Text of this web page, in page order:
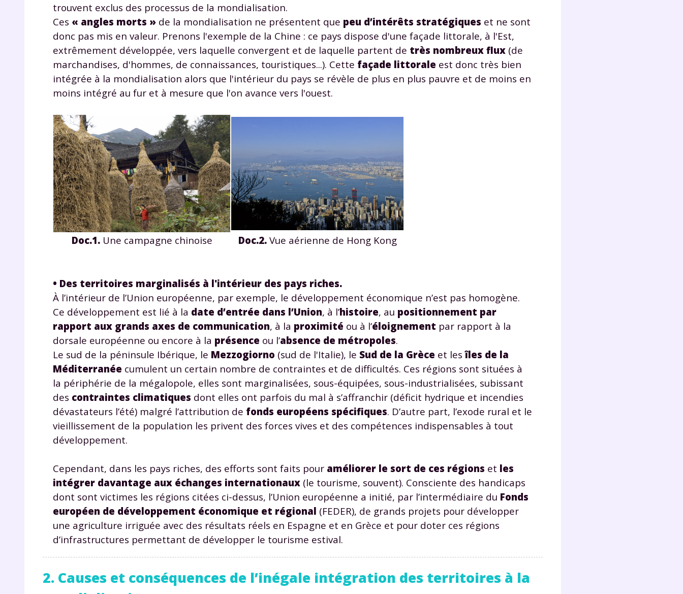
trouvent exclus des processus de la mondialisation.
Ces « angles morts » de la mondialisation ne présentent que peu d’intérêts stratégiques et ne sont
donc pas mis en valeur. Prenons l'exemple de la Chine : ce pays dispose d'une façade littorale, à l'Est,
extrêmement développée, vers laquelle convergent et de laquelle partent de très nombreux flux (de
marchandises, d'hommes, de connaissances, touristiques...). Cette façade littorale est donc très bien
intégrée à la mondialisation alors que l'intérieur du pays se révèle de plus en plus pauvre et de moins en
moins intégré au fur et à mesure que l'on avance vers l'ouest.
Doc.1.Une campagne chinoise Doc.2.Vue aérienne de Hong Kong
• Des territoires marginalisés à l'intérieur des pays riches.
À l’intérieur de l’Union européenne, par exemple, le développement économique n’est pas homogène.
Ce développement est lié à la date d’entrée dans l’Union, à l’histoire, au positionnement par
rapport aux grands axes de communication, à la proximité ou à l’éloignement par rapport à la
dorsale européenne ou encore à la présence ou l’absence de métropoles.
Le sud de la péninsule Ibérique, le Mezzogiorno (sud de l'Italie), le Sud de la Grèce et lesîles de la
Méditerranée cumulent un certain nombre de contraintes et de difficultés. Ces régions sont situées à
la périphérie de la mégalopole, elles sont marginalisées, sous-équipées, sous-industrialisées, subissant
des contraintes climatiques dont elles ont parfois du mal à s’affranchir (déficit hydrique et incendies
dévastateurs l’été) malgré l’attribution de fonds européens spécifiques. D’autre part, l’exode rural et le
vieillissement de la population les privent des forces vives et des compétences indispensables à tout
développement.
Cependant, dans les pays riches, des efforts sont faits pour améliorer le sort de ces régions et les
intégrer davantage aux échanges internationaux (le tourisme, souvent). Consciente des handicaps
dont sont victimes les régions citées ci-dessus, l’Union européenne a initié, par l’intermédiaire du Fonds
européen de développement économique et régional (FEDER), de grands projets pour développer
une agriculture irriguée avec des résultats réels en Espagne et en Grèce et pour doter ces régions
d’infrastructures permettant de développer le tourisme estival.
2. Causes et conséquences de l’inégale intégration des territoires à la
* Votre code d'accès sera envoyé à cette adresse e-mail. En renseignant votre e-mail, vous
consentez à ce que vos données à caractère personnel soient traitées par SEJER, sous la
marque myMaxicours, afin que SEJER puisse vous donner accès au service de soutien scolaire
pendant 24h. Pour en savoir plus sur la gestion de vos données personnelles et pour exercer
vos droits, vous pouvez consulter notre charte.
J’accepte de recevoir les actualités et des communications de la
part de myMaxicours.
Votre adresse e-mail sera exclusivement utilisée pour vous envoyer notre
newsletter. Vous pourrez vous désinscrire à tout moment, à travers le lien de
désinscription présent dans chaque newsletter. Pour en savoir plus sur la gestion
de vos données personnelles et pour exercer vos droits, vous pouvez consulter
notre charte